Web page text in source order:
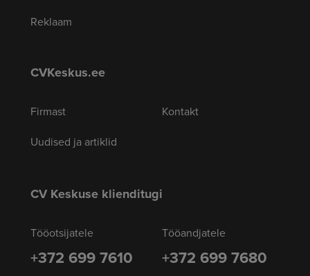
Reklaam
CVKeskus.ee
Firmast
Uudised ja artiklid
Kontakt
CV Keskuse klienditugi
Tööotsijatele
+372 699 7610
Tööandjatele
+372 699 7680